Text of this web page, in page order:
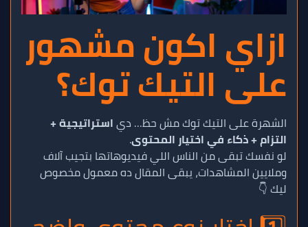
ازاي اكون مشهور
على التيك توك؟
الشهرة على التيك توك مش حظ… دياستراتيجية +
التزام + ذكاء في اختيار المحتوى.
لو نفسك تبقى من الناس اللي فيديوهاتها بتجيب آلاف
وملايين المشاهدات، يبقى المقال ده معمول مخصوص
ليك 👇